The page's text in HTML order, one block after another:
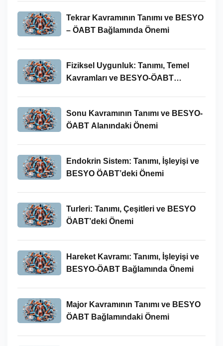
Tekrar Kavramının Tanımı ve BESYO
– ÖABT Bağlamında Önemi
Fiziksel Uygunluk: Tanımı, Temel
Kavramları ve BESYO-ÖABT
Sonu Kavramının Tanımı ve BESYO-
ÖABT Alanındaki Önemi
Endokrin Sistem: Tanımı, İşleyişi ve
BESYO ÖABT’deki Önemi
Turleri: Tanımı, Çeşitleri ve BESYO
ÖABT’deki Önemi
Hareket Kavramı: Tanımı, İşleyişi ve
BESYO-ÖABT Bağlamında Önemi
Major Kavramının Tanımı ve BESYO
ÖABT Bağlamındaki Önemi